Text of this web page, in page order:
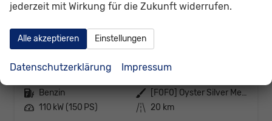
Volkswagen Touran
Kraftstoff Benzin Außenfarbe
[F0F0] Oyster Silver Metallic
Leistung 110 kW (150 PS) Kilometerstand 20 km
jederzeit mit Wirkung für die Zukunft widerrufen.
Alle akzeptieren Einstellungen
Datenschutzerklärung Impressum